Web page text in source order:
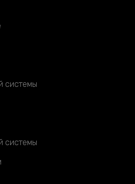
системы
системы